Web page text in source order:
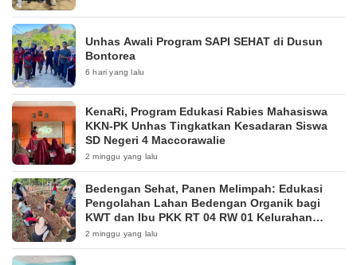
Unhas Awali Program SAPI SEHAT di Dusun
Bontorea
6 hari yang lalu
KenaRi, Program Edukasi Rabies Mahasiswa
KKN-PK Unhas Tingkatkan Kesadaran Siswa
SD Negeri 4 Maccorawalie
2 minggu yang lalu
Bedengan Sehat, Panen Melimpah: Edukasi
Pengolahan Lahan Bedengan Organik bagi
KWT dan Ibu PKK RT 04 RW 01 Kelurahan
Pakintelan
2 minggu yang lalu